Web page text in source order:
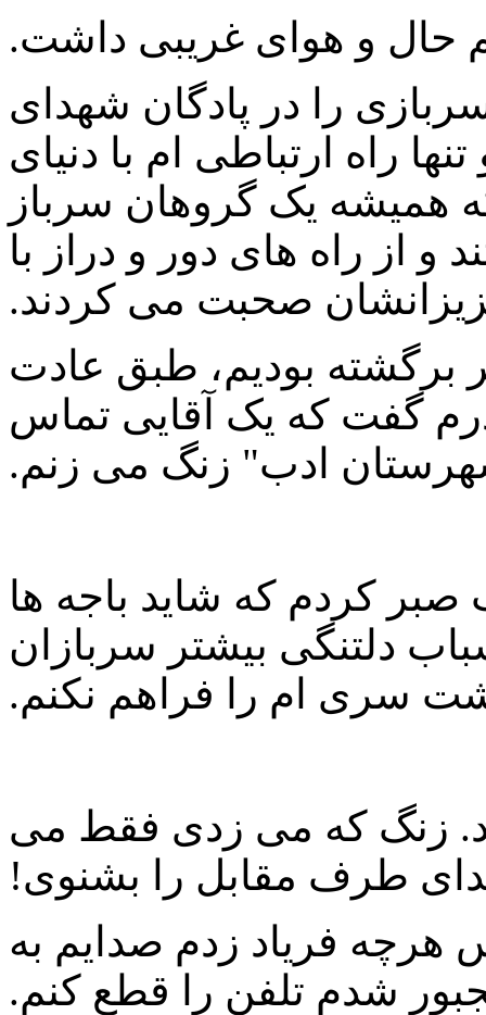
را در پادگان شهدای
راه ارتباطی ام با دنیای
همیشه یک گروهان سرباز
از راه های دور و دراز با
صحبت می کردند.
برگشته بودیم، طبق عادت
گفت که یک آقایی تماس
ادب" زنگ می زنم.
کردم که شاید باجه ها
دلتنگی بیشتر سربازان
سری ام را فراهم نکنم.
زنگ که می زدی فقط می
طرف مقابل را بشنوی!
هرچه فریاد زدم صدایم به
شدم تلفن را قطع کنم.